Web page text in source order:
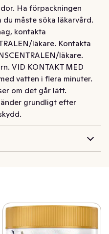
Ha förpackningen
måste söka läkarvård.
kontakta
läkare. Kontakta
läkare.
VID KONTAKT MED
vatten i flera minuter.
om det går lätt.
grundligt efter